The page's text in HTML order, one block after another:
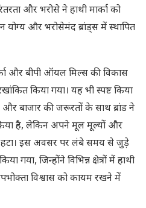
और भरोसे ने हाथी मार्का को
और भरोसेमंद ब्रांड्स में स्थापित
और बीपी ऑयल मिल्स की विकास
किया गया। यह भी स्पष्ट किया
बाजार की जरूरतों के साथ ब्रांड ने
है, लेकिन अपने मूल मूल्यों और
हटा। इस अवसर पर लंबे समय से जुड़े
गया, जिन्होंने विभिन्न क्षेत्रों में हाथी
विश्वास को कायम रखने में